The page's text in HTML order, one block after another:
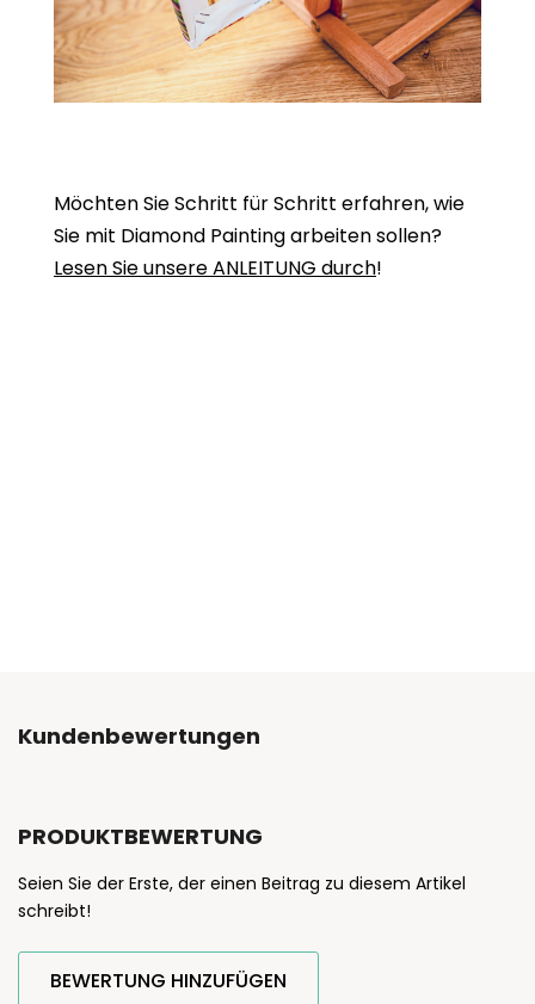
Möchten Sie Schritt für Schritt erfahren, wie
Sie mit Diamond Painting arbeiten sollen?
Lesen Sie unsere ANLEITUNG durch!
Kundenbewertungen
PRODUKTBEWERTUNG
Seien Sie der Erste, der einen Beitrag zu diesem Artikel
schreibt!
BEWERTUNG HINZUFÜGEN